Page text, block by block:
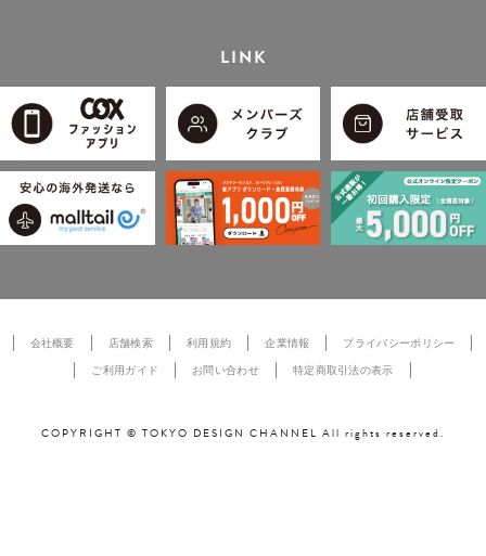
LINK
会社概要 店舗検索 利用規約 企業情報 プライバシーポリシー
ご利用ガイド お問い合わせ 特定商取引法の表示
COPYRIGHT © TOKYO DESIGN CHANNEL All rights reserved.